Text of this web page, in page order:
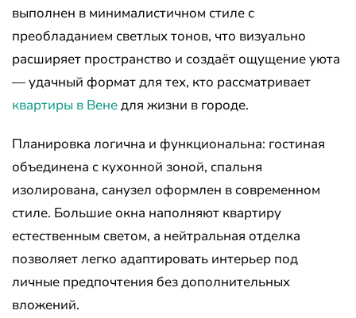
выполнен в минималистичном стиле с
преобладанием светлых тонов, что визуально
расширяет пространство и создаёт ощущение уюта
— удачный формат для тех, кто рассматривает
квартиры в Венедля жизни в городе.
Планировка логична и функциональна: гостиная
объединена с кухонной зоной, спальня
изолирована, санузел оформлен в современном
стиле. Большие окна наполняют квартиру
естественным светом, а нейтральная отделка
позволяет легко адаптировать интерьер под
личные предпочтения без дополнительных
вложений.